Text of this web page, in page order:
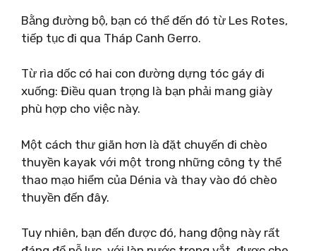
Bằng đường bộ, bạn có thể đến đó từ Les Rotes,
tiếp tục đi qua Tháp Canh Gerro.
Từ rìa dốc có hai con đường dựng tóc gáy đi
xuống: Điều quan trọng là bạn phải mang giày
phù hợp cho việc này.
Một cách thư giãn hơn là đặt chuyến đi chèo
thuyền kayak với một trong những công ty thể
thao mạo hiểm của Dénia và thay vào đó chèo
thuyền đến đây.
Tuy nhiên, bạn đến được đó, hang động này rất